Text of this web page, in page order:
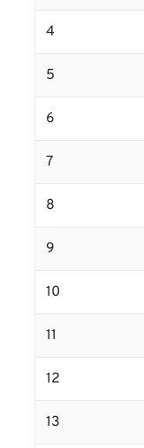
4
5
6
7
8
9
10
11
12
13